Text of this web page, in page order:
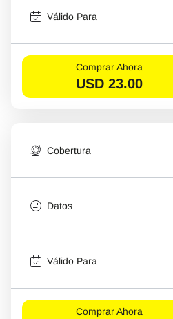
Válido Para
Comprar Ahora
USD 23.00
Cobertura
Datos
Válido Para
Comprar Ahora